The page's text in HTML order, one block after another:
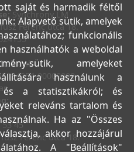
Synchrony LM
Ferenc utca 18.
00000000
53 45
Ferenc utca 18.
saját és harmadik féltől
Alapvető sütik, amelyek
funkcionális
használhatók a weboldal
sütik, amelyeket
használunk a
és a statisztikákról; és
releváns tartalom és
Ha az "Összes
akkor hozzájárul
A "Beállítások"